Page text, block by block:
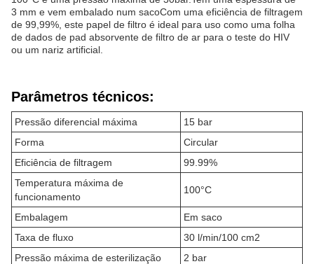
3 mm e vem embalado num sacoCom uma eficiência de filtragem
de 99,99%, este papel de filtro é ideal para uso como uma folha
de dados de pad absorvente de filtro de ar para o teste do HIV
ou um nariz artificial.
Parâmetros técnicos:
Pressão diferencial máxima
15 bar
Forma
Circular
Eficiência de filtragem
99.99%
Temperatura máxima de
funcionamento
100°C
Embalagem
Em saco
Taxa de fluxo
30 l/min/100 cm2
Pressão máxima de esterilização
2 bar